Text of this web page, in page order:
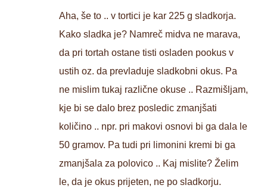
Aha, še to .. v tortici je kar 225 g sladkorja.
Kako sladka je? Namreč midva ne marava,
da pri tortah ostane tisti osladen pookus v
ustih oz. da prevladuje sladkobni okus. Pa
ne mislim tukaj različne okuse .. Razmišljam,
kje bi se dalo brez posledic zmanjšati
količino .. npr. pri makovi osnovi bi ga dala le
50 gramov. Pa tudi pri limonini kremi bi ga
zmanjšala za polovico .. Kaj mislite? Želim
le, da je okus prijeten, ne po sladkorju.